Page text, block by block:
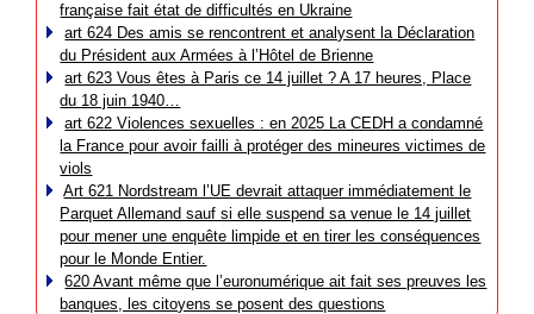
française fait état de difficultés en Ukraine
art 624 Des amis se rencontrent et analysent la Déclaration
du Président aux Armées à l’Hôtel de Brienne
art 623 Vous êtes à Paris ce 14 juillet ? A 17 heures, Place
du 18 juin 1940…
art 622 Violences sexuelles : en 2025 La CEDH a condamné
la France pour avoir failli à protéger des mineures victimes de
viols
Art 621 Nordstream l’UE devrait attaquer immédiatement le
Parquet Allemand sauf si elle suspend sa venue le 14 juillet
pour mener une enquête limpide et en tirer les conséquences
pour le Monde Entier.
620 Avant même que l’euronumérique ait fait ses preuves les
banques, les citoyens se posent des questions